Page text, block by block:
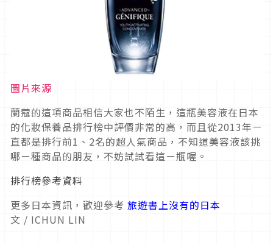
圖片來源
蘭蔻的這項商品相信大家也不陌生，這瓶美容液在日本
的化妝保養品排行榜中評價非常的高，而且從2013年ㄧ
直都是排行前1、2名的超人氣商品，不知道美容液該挑
哪ㄧ種商品的朋友，不妨試試看這ㄧ瓶喔。
排行榜參考資料
更多日本資訊，歡迎參考 旅遊書上沒有的日本
文 / ICHUN LIN